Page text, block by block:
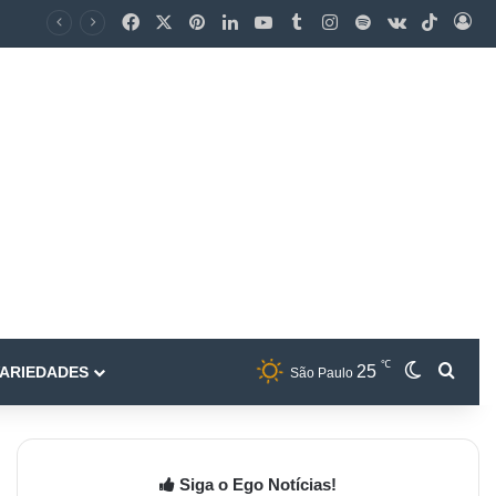
São Paulo 25 ℃
Siga o Ego Notícias!